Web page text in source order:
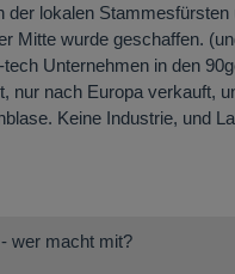
der lokalen
Mitte wurde geschaffen.
Unternehmen in den
nur nach Europa verkauft,
Keine Industrie, und
wer macht mit?